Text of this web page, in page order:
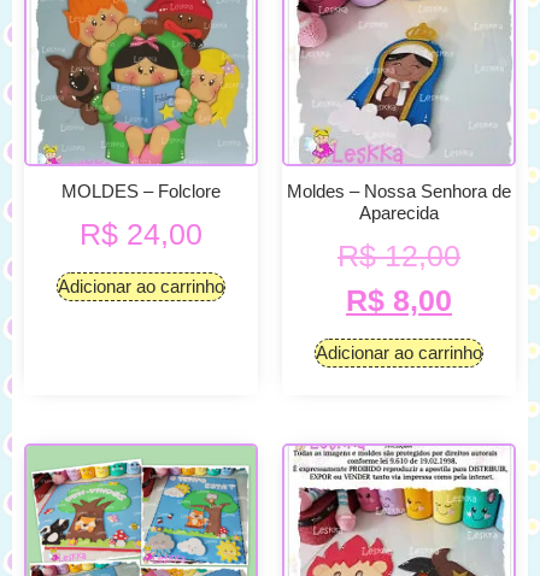
MOLDES – Folclore
R$ 24,00
Adicionar ao carrinho
Moldes – Nossa Senhora de
Aparecida
R$12,00
R$ 8,00
Adicionar ao carrinho